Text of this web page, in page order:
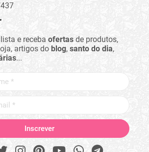
e receba ofertas de produtos,
artigos do blog, santo do dia,
...